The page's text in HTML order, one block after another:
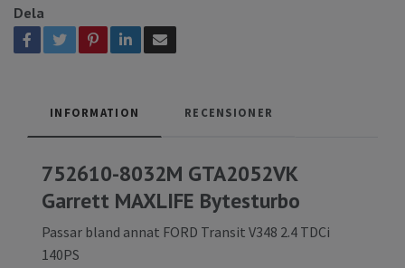
Dela
INFORMATION RECENSIONER
752610-8032M GTA2052VK
Garrett MAXLIFE Bytesturbo
Passar bland annat FORD Transit V348 2.4 TDCi
140PS